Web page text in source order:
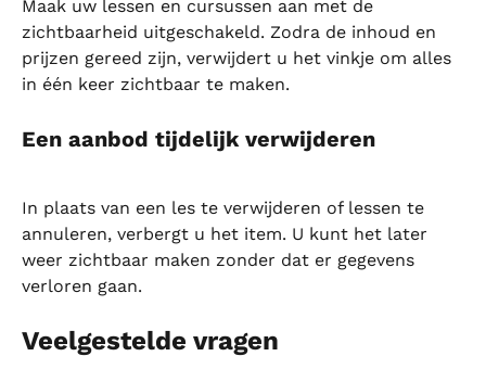
Maak uw lessen en cursussen aan met de
zichtbaarheid uitgeschakeld. Zodra de inhoud en
prijzen gereed zijn, verwijdert u het vinkje om alles
in één keer zichtbaar te maken.
Een aanbod tijdelijk verwijderen
In plaats van een les te verwijderen of lessen te
annuleren, verbergt u het item. U kunt het later
weer zichtbaar maken zonder dat er gegevens
verloren gaan.
Veelgestelde vragen